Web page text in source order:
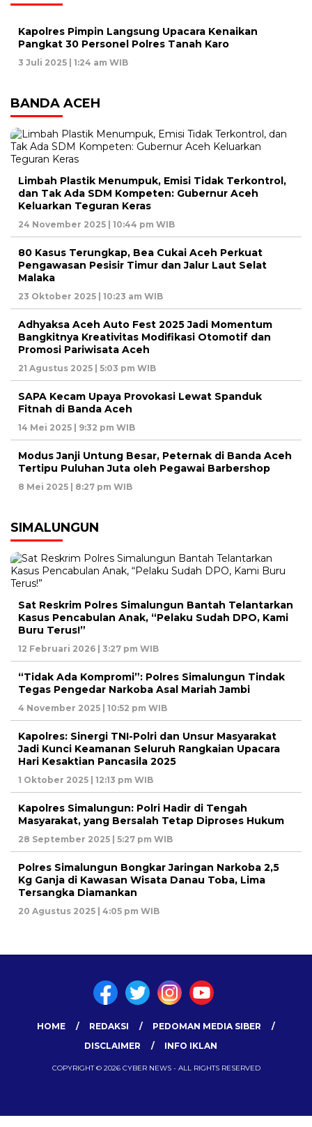
Kapolres Pimpin Langsung Upacara Kenaikan
Pangkat 30 Personel Polres Tanah Karo
3 Juli 2025 | 1:24 am WIB
BANDA ACEH
Limbah Plastik Menumpuk, Emisi Tidak Terkontrol,
dan Tak Ada SDM Kompeten: Gubernur Aceh
Keluarkan Teguran Keras
24 November 2025 | 10:44 pm WIB
80 Kasus Terungkap, Bea Cukai Aceh Perkuat
Pengawasan Pesisir Timur dan Jalur Laut Selat
Malaka
23 Oktober 2025 | 10:23 am WIB
Adhyaksa Aceh Auto Fest 2025 Jadi Momentum
Bangkitnya Kreativitas Modifikasi Otomotif dan
Promosi Pariwisata Aceh
21 Agustus 2025 | 5:03 pm WIB
SAPA Kecam Upaya Provokasi Lewat Spanduk
Fitnah di Banda Aceh
14 Mei 2025 | 9:32 pm WIB
Modus Janji Untung Besar, Peternak di Banda Aceh
Tertipu Puluhan Juta oleh Pegawai Barbershop
8 Mei 2025 | 8:27 pm WIB
SIMALUNGUN
Sat Reskrim Polres Simalungun Bantah Telantarkan
Kasus Pencabulan Anak, “Pelaku Sudah DPO, Kami
Buru Terus!”
12 Februari 2026 | 3:27 pm WIB
“Tidak Ada Kompromi”: Polres Simalungun Tindak
Tegas Pengedar Narkoba Asal Mariah Jambi
4 November 2025 | 10:52 pm WIB
Kapolres: Sinergi TNI-Polri dan Unsur Masyarakat
Jadi Kunci Keamanan Seluruh Rangkaian Upacara
Hari Kesaktian Pancasila 2025
1 Oktober 2025 | 12:13 pm WIB
Kapolres Simalungun: Polri Hadir di Tengah
Masyarakat, yang Bersalah Tetap Diproses Hukum
28 September 2025 | 5:27 pm WIB
Polres Simalungun Bongkar Jaringan Narkoba 2,5
Kg Ganja di Kawasan Wisata Danau Toba, Lima
Tersangka Diamankan
20 Agustus 2025 | 4:05 pm WIB
HOME REDAKSI
PEDOMAN MEDIA SIBER
DISCLAIMER
INFO IKLAN
COPYRIGHT © 2026 CYBER NEWS - ALL RIGHTS RESERVED